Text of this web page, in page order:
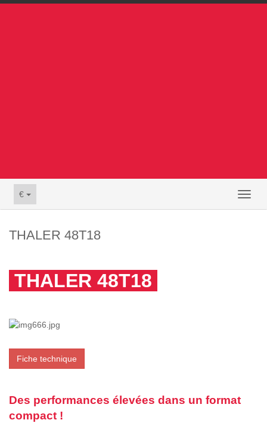
€
THALER 48T18
THALER 48T18
Fiche technique
Des performances élevées dans un format
compact !